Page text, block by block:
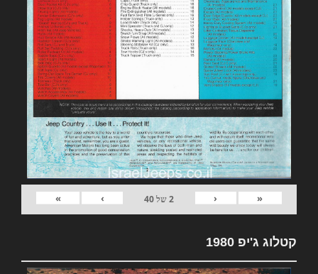
«
‹
2של40
›
»
קטלוג ג'יפ 1980